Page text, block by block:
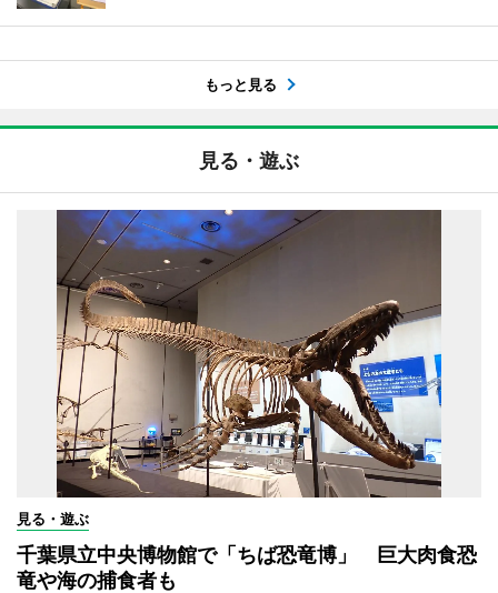
もっと見る
見る・遊ぶ
見る・遊ぶ
千葉県立中央博物館で「ちば恐竜博」 巨大肉食恐
竜や海の捕食者も